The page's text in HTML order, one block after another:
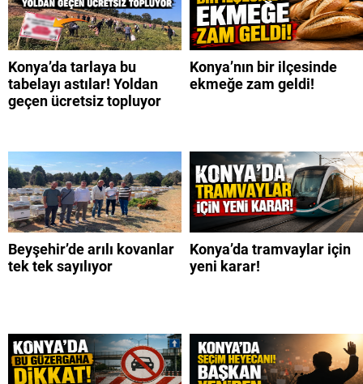
Konya’da tarlaya bu
tabelayı astılar! Yoldan
geçen ücretsiz topluyor
Konya’nın bir ilçesinde
ekmeğe zam geldi!
Beyşehir’de arılı kovanlar
tek tek sayılıyor
Konya’da tramvaylar için
yeni karar!